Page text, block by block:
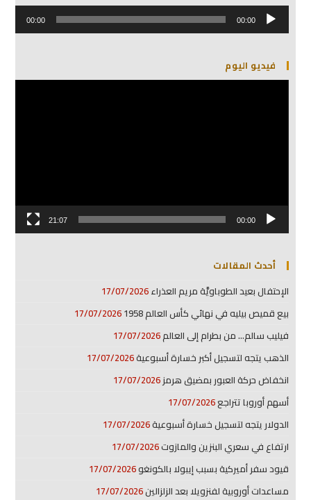
مشغل
الصوت 00:00
00:00
فيديو اليوم
مشغل
00:00
21:07
أحدث المقالات
الإحتفال بعيد الطوباويَّة مريم العذراء17/07/2026
بيع قميص بيليه في نهائي كأس العالم 1958
17/07/2026
فيليب سالم… من بطرام إلى العالم17/07/2026
الذهب يتجه لتسجيل أكبر خسارة أسبوعية17/07/2026
انخفاض حركة العبور بمضيق هرمز17/07/2026
أسهم أوروبا تتراجع17/07/2026
الدولار يتجه لتسجيل خسارة أسبوعية17/07/2026
ارتفاع في سعري البنزين والمازوت17/07/2026
قيود سفر أميركية بسبب إيبولا بالكونغو17/07/2026
مساعدات أوروبية لفنزويلا بعد الزلزالين17/07/2026